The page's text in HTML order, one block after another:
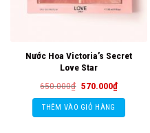
Nước Hoa Victoria’s Secret
Love Star
650.000₫ Giá
là:
650.000₫.
570.000₫Giá
hiện
tại
570.000₫.
THÊM VÀO GIỎ HÀNG